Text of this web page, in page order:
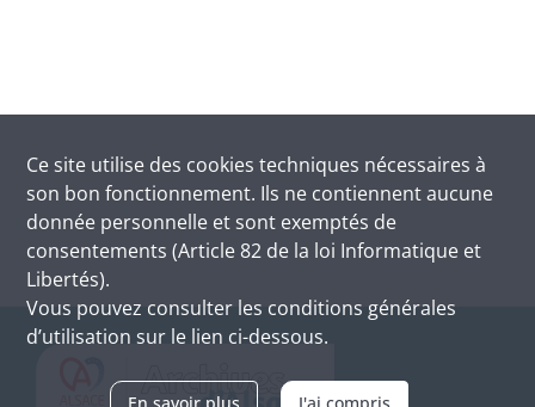
Ce site utilise des cookies techniques nécessaires à
son bon fonctionnement. Ils ne contiennent aucune
donnée personnelle et sont exemptés de
consentements (Article 82 de la loi Informatique et
Libertés).
Vous pouvez consulter les conditions générales
d’utilisation sur le lien ci-dessous.